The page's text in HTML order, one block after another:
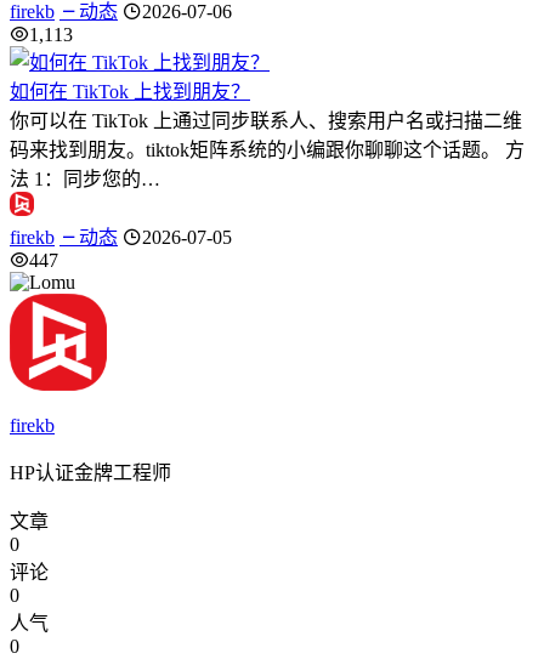
firekb 动态
2026-07-06
1,113
如何在 TikTok 上找到朋友？
你可以在 TikTok 上通过同步联系人、搜索用户名或扫描二维
码来找到朋友。tiktok矩阵系统的小编跟你聊聊这个话题。 方
法 1：同步您的…
firekb 动态
2026-07-05
447
firekb
HP认证金牌工程师
文章
0
评论
0
人气
0